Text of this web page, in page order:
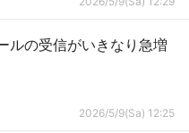
ルの受信がいきなり急増
2026/5/9(Sa) 12:25